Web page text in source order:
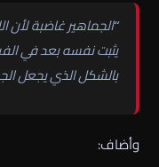
“الجماهير غاضبة لأن
يثبت نفسه بعد في
بالشكل الذي يجعل
وأضاف: